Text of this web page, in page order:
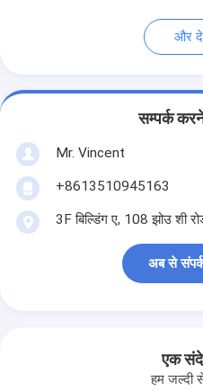
और
सम्पर्क
Mr. Vincent
+8613510945163
3F बिल्डिंग ए, 108 झोउ शी
अब से
एक
हम जल्दी